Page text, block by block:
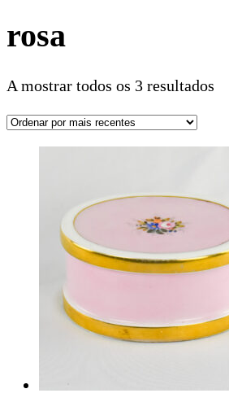
rosa
A mostrar todos os 3 resultados